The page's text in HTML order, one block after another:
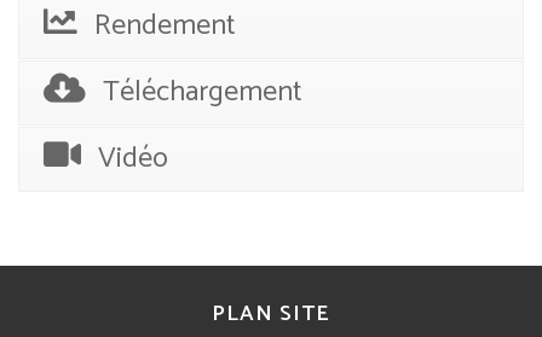
Rendement
Téléchargement
Vidéo
PLAN SITE